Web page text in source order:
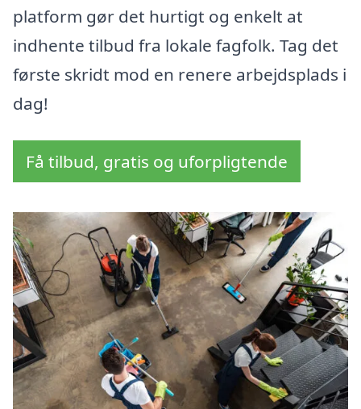
platform gør det hurtigt og enkelt at
indhente tilbud fra lokale fagfolk. Tag det
første skridt mod en renere arbejdsplads i
dag!
Få tilbud, gratis og uforpligtende